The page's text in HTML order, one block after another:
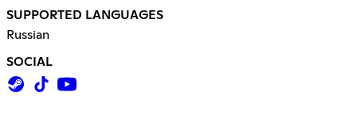
SUPPORTED LANGUAGES
Russian
SOCIAL